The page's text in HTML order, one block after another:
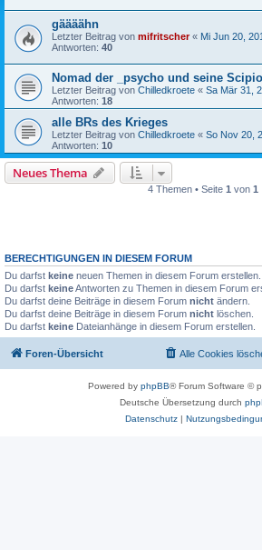
gäääähn
Letzter Beitrag von mifritscher« Mi Jun 20,
Antworten: 40
Nomad der _psycho und seine
Letzter Beitrag von Chilledkroete « Sa Mär 31,
Antworten: 18
alle BRs des Krieges
Letzter Beitrag von Chilledkroete « So Nov 20,
Antworten: 10
Neues Thema
4 Themen • Seite 1 von 1
BERECHTIGUNGEN IN DIESEM FORUM
Du darfst keine neuen Themen in diesem Forum erstellen.
Du darfst keineAntworten zu Themen in diesem Forum
Du darfst deine Beiträge in diesem Forum nicht ändern.
Du darfst deine Beiträge in diesem Forum nicht löschen.
Du darfst keine Dateianhänge in diesem Forum erstellen.
Foren-Übersicht Alle Cookies
Powered by phpBB® Forum Software ©
Deutsche Übersetzung durch
Datenschutz|